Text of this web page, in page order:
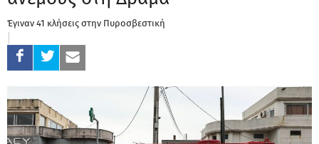
Έγιναν 41 κλήσεις στην Πυροσβεστική